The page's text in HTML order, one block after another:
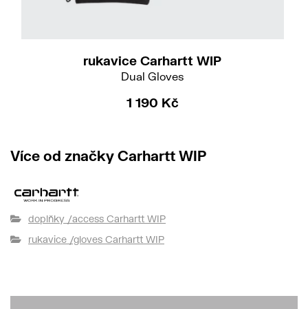
rukavice Carhartt WIP
Dual Gloves
1 190 Kč
Více od značky Carhartt WIP
doplňky /access Carhartt WIP
rukavice /gloves Carhartt WIP